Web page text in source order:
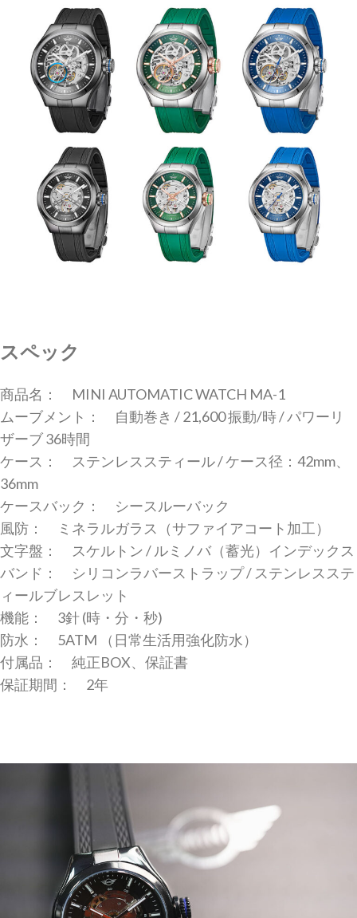
スペック
商品名： MINI AUTOMATIC WATCH MA-1
ムーブメント： 自動巻き / 21,600 振動/時 / パワーリ
ザーブ 36時間
ケース： ステンレススティール / ケース径：42mm、
36mm
ケースバック： シースルーバック
風防： ミネラルガラス（サファイアコート加工）
文字盤： スケルトン / ルミノバ（蓄光）インデックス
バンド： シリコンラバーストラップ / ステンレスステ
ィールブレスレット
機能： 3針 (時・分・秒)
防水： 5ATM （日常生活用強化防水）
付属品： 純正BOX、保証書
保証期間： 2年